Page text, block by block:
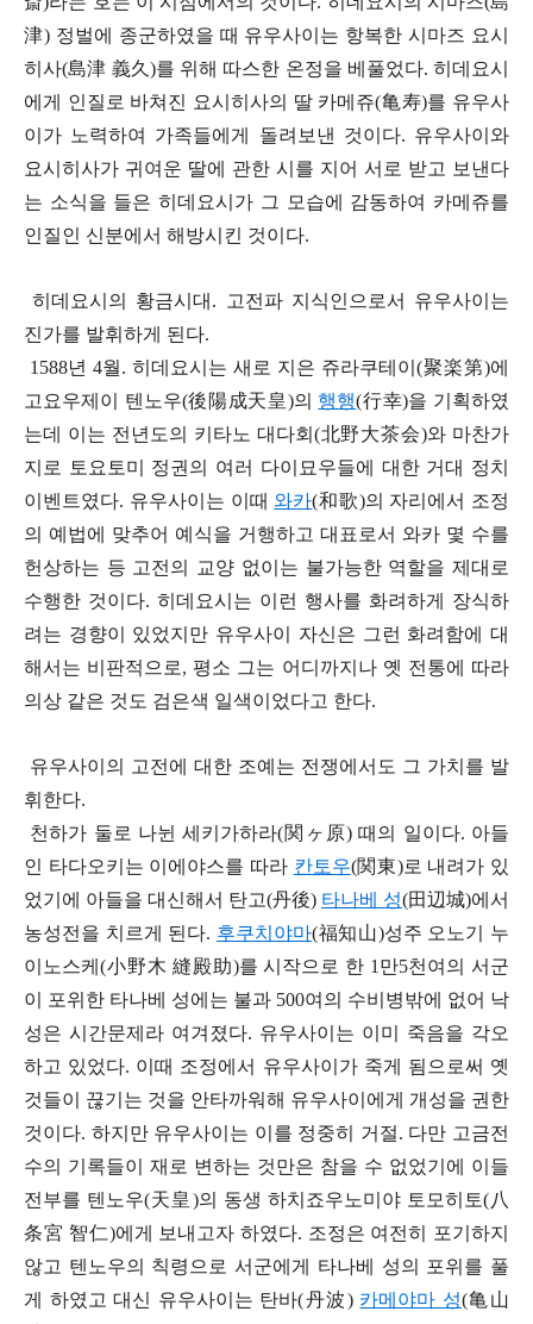
津) 정벌에 종군하였을 때 유우사이는 항복한 시마즈 요시
히사(島津 義久)를 위해 따스한 온정을 베풀었다. 히데요시
에게 인질로 바쳐진 요시히사의 딸 카메쥬(亀寿)를 유우사
이가 노력하여 가족들에게 돌려보낸 것이다. 유우사이와
요시히사가 귀여운 딸에 관한 시를 지어 서로 받고 보낸다
는 소식을 들은 히데요시가 그 모습에 감동하여 카메쥬를
인질인 신분에서 해방시킨 것이다.
히데요시의 황금시대. 고전파 지식인으로서 유우사이는
진가를 발휘하게 된다.
1588년 4월. 히데요시는 새로 지은 쥬라쿠테이(聚楽第)에
고요우제이 텐노우(後陽成天皇)의 행행(行幸)을 기획하였
는데 이는 전년도의 키타노 대다회(北野大茶会)와 마찬가
지로 토요토미 정권의 여러 다이묘우들에 대한 거대 정치
이벤트였다. 유우사이는 이때와카(和歌)의 자리에서 조정
의 예법에 맞추어 예식을 거행하고 대표로서 와카 몇 수를
헌상하는 등 고전의 교양 없이는 불가능한 역할을 제대로
수행한 것이다. 히데요시는 이런 행사를 화려하게 장식하
려는 경향이 있었지만 유우사이 자신은 그런 화려함에 대
해서는 비판적으로, 평소 그는 어디까지나 옛 전통에 따라
의상 같은 것도 검은색 일색이었다고 한다.
유우사이의 고전에 대한 조예는 전쟁에서도 그 가치를 발
휘한다.
천하가 둘로 나뉜 세키가하라(関 ヶ原) 때의 일이다. 아들
인 타다오키는 이에야스를 따라 칸토우(関東)로 내려가 있
었기에 아들을 대신해서 탄고(丹後) 타나베 성(田辺城)에서
농성전을 치르게 된다. 후쿠치야마(福知山)성주 오노기 누
이노스케(小野木 縫殿助)를 시작으로 한 1만5천여의 서군
이 포위한 타나베 성에는 불과 500여의 수비병밖에 없어 낙
성은 시간문제라 여겨졌다. 유우사이는 이미 죽음을 각오
하고 있었다. 이때 조정에서 유우사이가 죽게 됨으로써 옛
것들이 끊기는 것을 안타까워해 유우사이에게 개성을 권한
것이다. 하지만 유우사이는 이를 정중히 거절. 다만 고금전
수의 기록들이 재로 변하는 것만은 참을 수 없었기에 이들
전부를 텐노우(天皇)의 동생 하치죠우노미야 토모히토(八
条宮 智仁)에게 보내고자 하였다. 조정은 여전히 포기하지
않고 텐노우의 칙령으로 서군에게 타나베 성의 포위를 풀
게 하였고 대신 유우사이는 탄바(丹波) 카메야마 성(亀 山